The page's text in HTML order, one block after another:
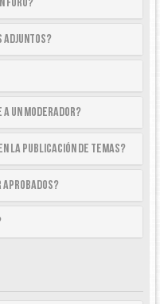
adjuntos?
a un moderador?
la publicación de temas?
aprobados?